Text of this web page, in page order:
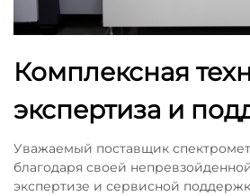
Комплексная
экспертиза и
Уважаемый поставщик
благодаря своей
экспертизе и сервисной